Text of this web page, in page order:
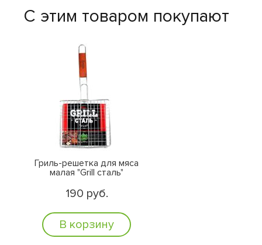
С этим товаром покупают
Гриль-решетка для мяса
малая "Grill сталь"
190 руб.
В корзину